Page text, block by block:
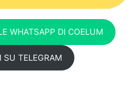
WHATSAPP DI COELUM
SU TELEGRAM